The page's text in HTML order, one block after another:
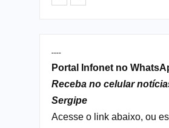
----
Portal Infonet no
Receba no celular
Sergipe
Acesse o link abaixo, ou